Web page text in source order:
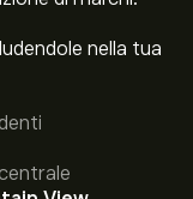
nella tua